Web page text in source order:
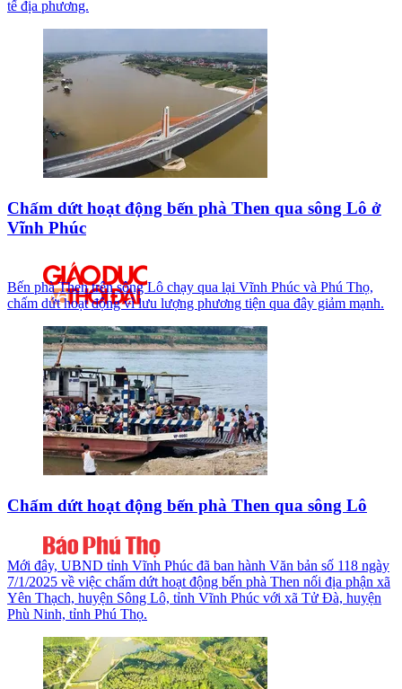
tế địa phương.
Chấm dứt hoạt động bến phà Then qua sông Lô ở
Vĩnh Phúc
Bến phà Then trên sông Lô chạy qua lại Vĩnh Phúc và Phú Thọ,
chấm dứt hoạt động vì lưu lượng phương tiện qua đây giảm mạnh.
Chấm dứt hoạt động bến phà Then qua sông Lô
Mới đây, UBND tỉnh Vĩnh Phúc đã ban hành Văn bản số 118 ngày
7/1/2025 về việc chấm dứt hoạt động bến phà Then nối địa phận xã
Yên Thạch, huyện Sông Lô, tỉnh Vĩnh Phúc với xã Tử Đà, huyện
Phù Ninh, tỉnh Phú Thọ.